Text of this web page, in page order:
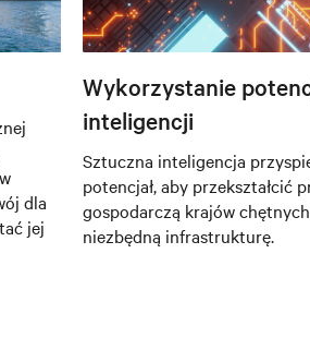
dla
jej
Wykorzystanie
inteligencji
Sztuczna inteligencja
potencjał, aby przekształcić
gospodarczą krajów
niezbędną infrastrukturę.